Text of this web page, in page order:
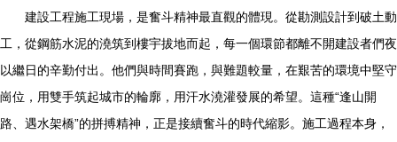
建設工程施工現場，是奮斗精神最直觀的體現。從勘測設計到破土動
工，從鋼筋水泥的澆筑到樓宇拔地而起，每一個環節都離不開建設者們夜
以繼日的辛勤付出。他們與時間賽跑，與難題較量，在艱苦的環境中堅守
崗位，用雙手筑起城市的輪廓，用汗水澆灌發展的希望。這種“逢山開
路、遇水架橋”的拼搏精神，正是接續奮斗的時代縮影。施工過程本身，